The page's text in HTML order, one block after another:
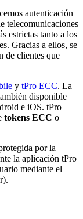
autenticación
telecomunicaciones
estrictas tanto a los
Gracias a ellos, se
de clientes que
y tPro ECC. La
disponible
e iOS. tPro
tokens ECC o
por la
la aplicación tPro
mediante el